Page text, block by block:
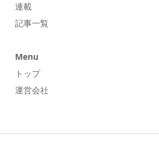
連載
記事一覧
Menu
トップ
運営会社